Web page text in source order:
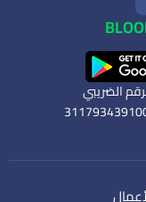
الضريبي